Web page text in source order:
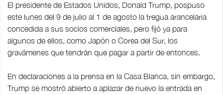
El presidente de Estados Unidos, Donald Trump, pospuso
este lunes del 9 de julio al 1 de agosto la tregua arancelaria
concedida a sus socios comerciales, pero fijó ya para
algunos de ellos, como Japón o Corea del Sur, los
gravámenes que tendrán que pagar a partir de entonces.
En declaraciones a la prensa en la Casa Blanca, sin embargo,
Trump se mostró abierto a aplazar de nuevo la entrada en